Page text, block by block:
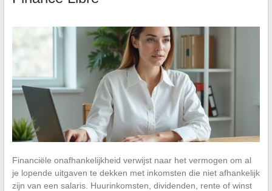
Financiële onafhankelijkheid verwijst naar het vermogen om al
je lopende uitgaven te dekken met inkomsten die niet afhankelijk
zijn van een salaris. Huurinkomsten, dividenden, rente of winst